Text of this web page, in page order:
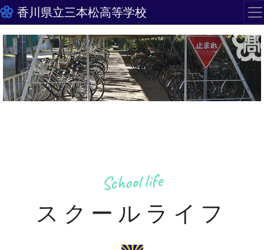
香川県立三本松高等学校
School life
スクールライフ